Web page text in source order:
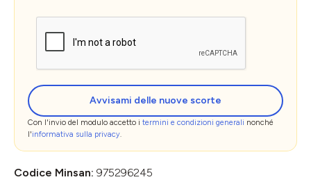
Avvisami delle nuove scorte
Con l'invio del modulo accetto i termini e condizioni generali nonché
l'informativa sulla privacy.
Codice Minsan: 975296245